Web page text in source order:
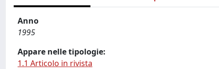
Anno
1995
Appare nelle tipologie:
1.1 Articolo in rivista